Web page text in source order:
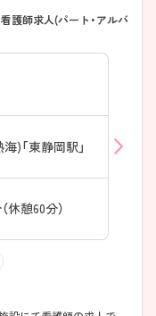
護師求人(パート・アルバ
)「東静岡駅」
休憩60分）